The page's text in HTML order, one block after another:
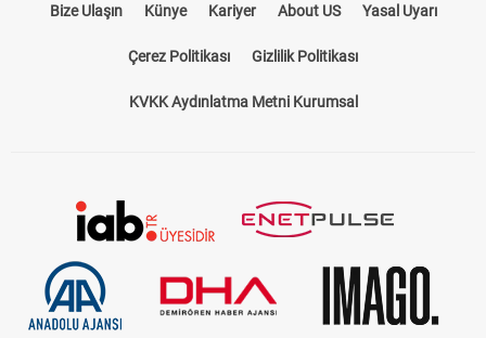
Bize Ulaşın Künye Kariyer About US Yasal Uyarı
Çerez Politikası Gizlilik Politikası
KVKK Aydınlatma Metni Kurumsal